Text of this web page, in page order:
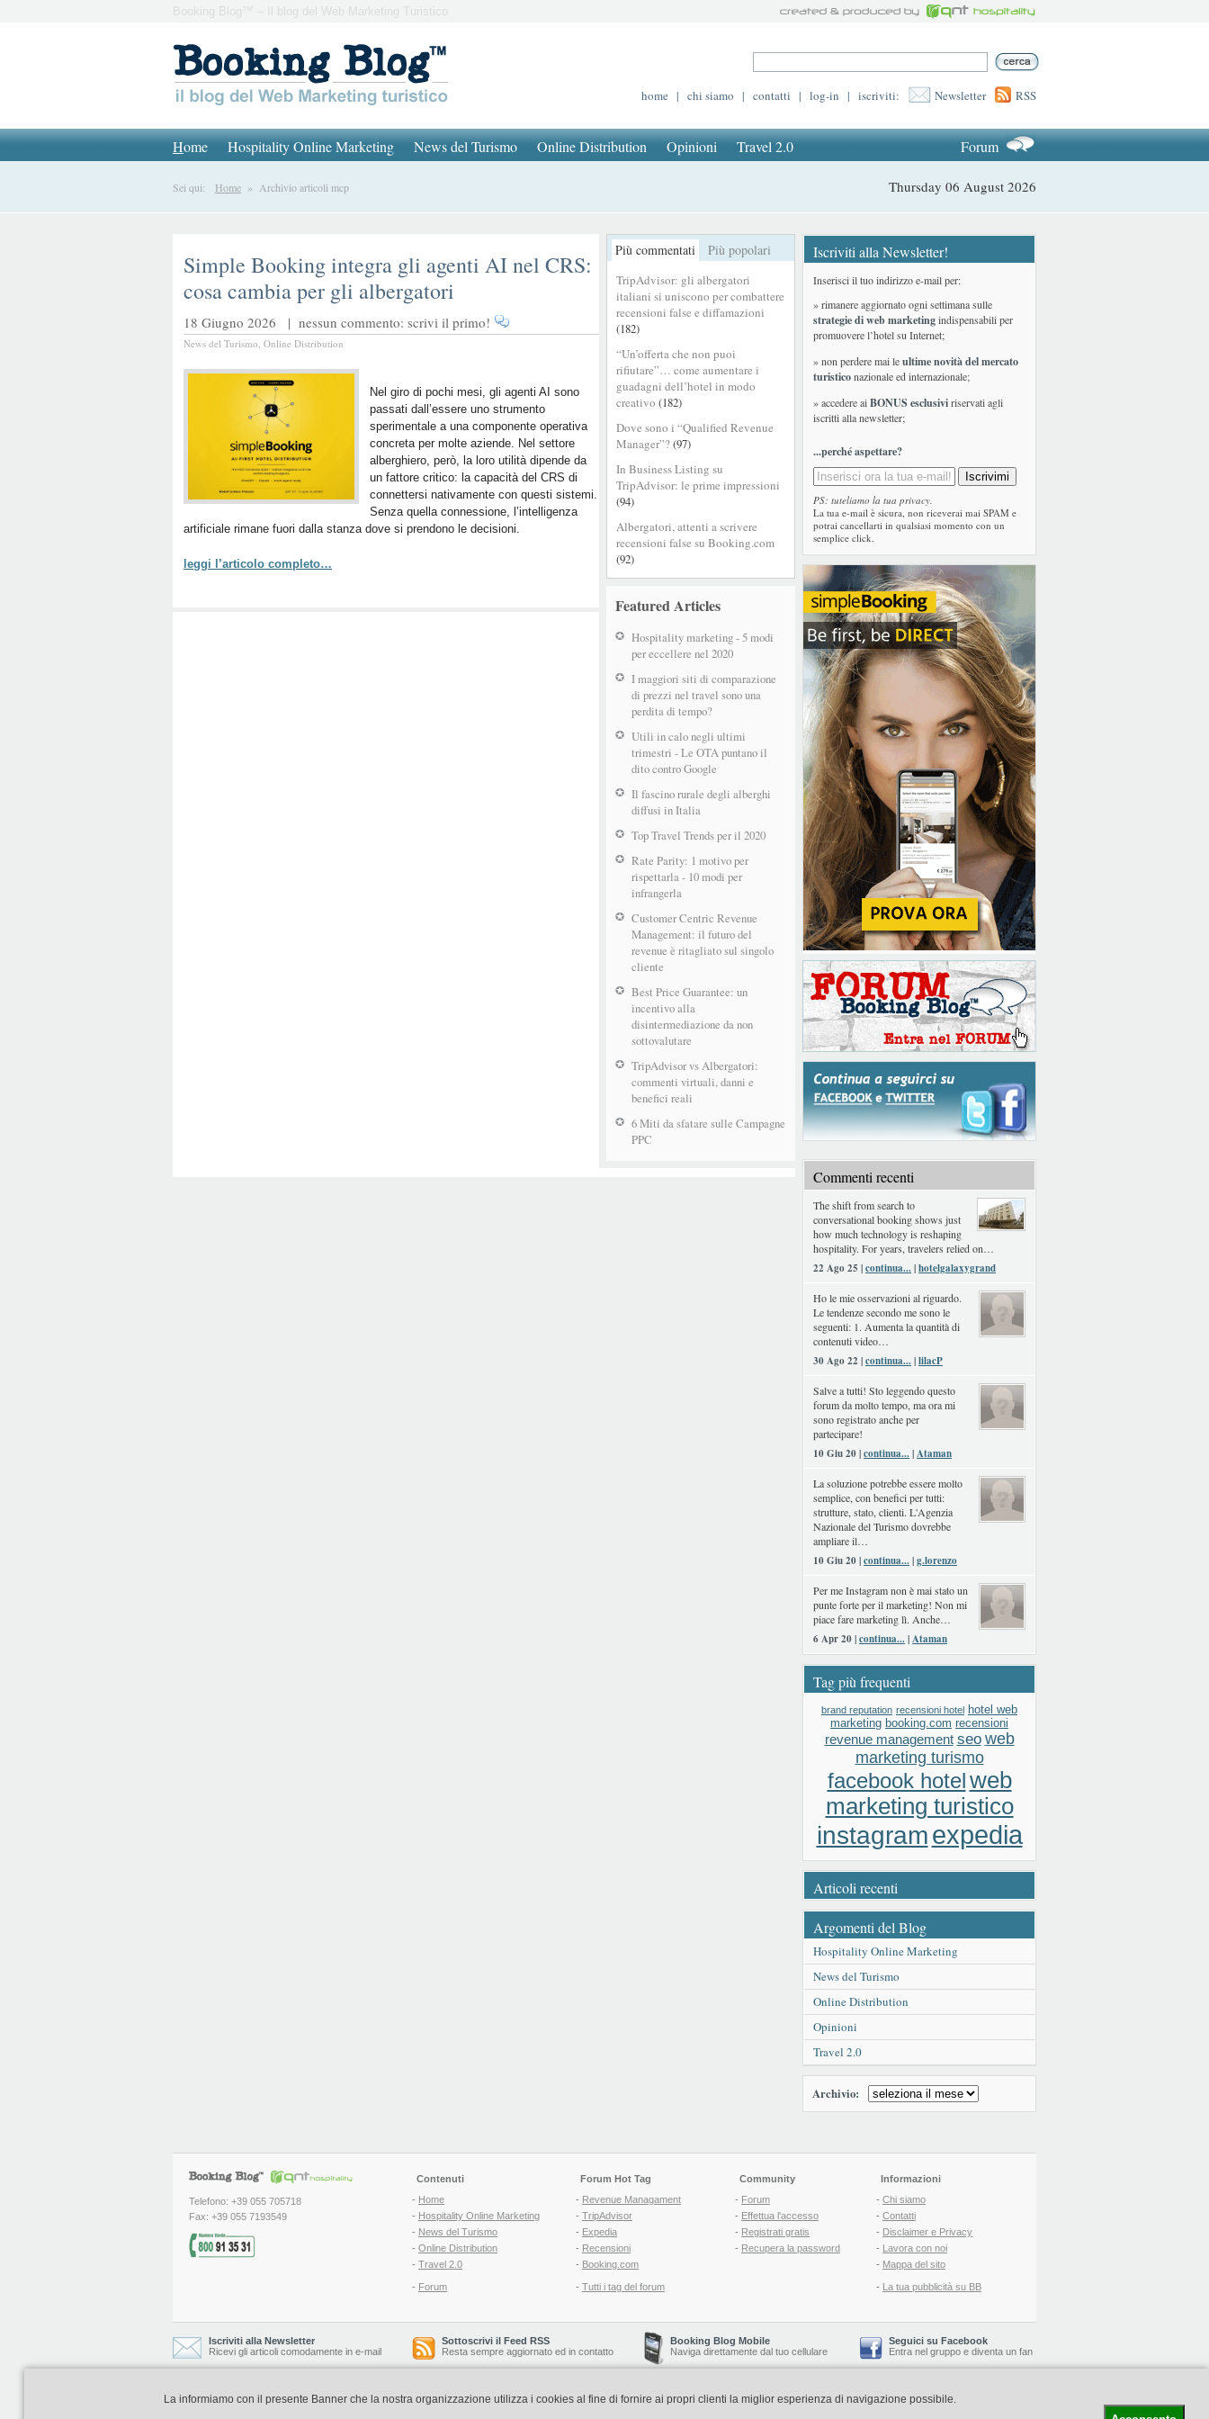
Booking Blog™ – Il blog del Web Marketing Turistico
home | chi siamo | contatti | log-in | iscriviti: Newsletter RSS
Home Hospitality Online Marketing News del Turismo Online Distribution Opinioni Travel 2.0 Forum
Sei qui: Home » Archivio articoli mcp Thursday 06 August 2026
Più commentati Più popolari
TripAdvisor: gli albergatori
italiani si uniscono per combattere
recensioni false e diffamazioni
(182)
“Un’offerta che non puoi
rifiutare”… come aumentare i
guadagni dell’hotel in modo
creativo (182)
Dove sono i “Qualified Revenue
Manager”?(97)
In Business Listing su
TripAdvisor: le prime impressioni
(94)
Albergatori, attenti a scrivere
recensioni false su Booking.com
(92)
Featured Articles
Hospitality marketing - 5 modi
per eccellere nel 2020
I maggiori siti di comparazione
di prezzi nel travel sono una
perdita di tempo?
Utili in calo negli ultimi
trimestri - Le OTA puntano il
dito contro Google
Il fascino rurale degli alberghi
diffusi in Italia
Top Travel Trends per il 2020
Rate Parity: 1 motivo per
rispettarla - 10 modi per
infrangerla
Customer Centric Revenue
Management: il futuro del
revenue è ritagliato sul singolo
cliente
Best Price Guarantee: un
incentivo alla
disintermediazione da non
sottovalutare
TripAdvisor vs Albergatori:
commenti virtuali, danni e
benefici reali
6 Miti da sfatare sulle Campagne
PPC
Simple Booking integra gli agenti AI nel CRS:
cosa cambia per gli albergatori
18 Giugno 2026 | nessun commento: scrivi il primo!
News del Turismo, Online Distribution
Nel giro di pochi mesi, gli agenti AI sono
passati dall’essere uno strumento
sperimentale a una componente operativa
concreta per molte aziende. Nel settore
alberghiero, però, la loro utilità dipende da
un fattore critico: la capacità del CRS di
connettersi nativamente con questi sistemi.
Senza quella connessione, l’intelligenza
artificiale rimane fuori dalla stanza dove si prendono le decisioni.
leggi l’articolo completo…
Iscriviti alla Newsletter!
Inserisci il tuo indirizzo e-mail per:
» rimanere aggiornato ogni settimana sulle
strategie di web marketingindispensabili per
promuovere l’hotel su Internet;
» non perdere mai leultime novità del mercato
turisticonazionale ed internazionale;
» accedere aiBONUS esclusiviriservati agli
iscritti alla newsletter;
...perché aspettare?
PS: tuteliamo la tua privacy.
La tua e-mail è sicura, non riceverai mai SPAM e
potrai cancellarti in qualsiasi momento con un
semplice click.
Commenti recenti
The shift from search to
conversational booking shows just
how much technology is reshaping
hospitality. For years, travelers relied on…
22 Ago 25 |continua...|hotelgalaxygrand
Ho le mie osservazioni al riguardo.
Le tendenze secondo me sono le
seguenti: 1. Aumenta la quantità di
contenuti video…
30 Ago 22 |continua...|lilacP
Salve a tutti! Sto leggendo questo
forum da molto tempo, ma ora mi
sono registrato anche per
partecipare!
10 Giu 20 |continua...|Ataman
La soluzione potrebbe essere molto
semplice, con benefici per tutti:
strutture, stato, clienti. L'Agenzia
Nazionale del Turismo dovrebbe
ampliare il…
10 Giu 20 |continua...|g.lorenzo
Per me Instagram non è mai stato un
punte forte per il marketing! Non mi
piace fare marketing lì. Anche…
6 Apr 20 |continua...|Ataman
Tag più frequenti
brand reputation recensioni hotel hotel web
marketing booking.com recensioni
revenue management seo web
marketing turismo
facebook hotelweb
marketing turistico
instagramexpedia
Articoli recenti
Argomenti del Blog
Hospitality Online Marketing
News del Turismo
Online Distribution
Opinioni
Travel 2.0
Archivio:
Telefono: +39 055 705718
Fax: +39 055 7193549
Contenuti
- Home
- Hospitality Online Marketing
- News del Turismo
- Online Distribution
- Travel 2.0
- Forum
Forum Hot Tag
- Revenue Managament
- TripAdvisor
- Expedia
- Recensioni
- Booking.com
- Tutti i tag del forum
Community
- Forum
- Effettua l'accesso
- Registrati gratis
- Recupera la password
Informazioni
- Chi siamo
- Contatti
- Disclaimer e Privacy
- Lavora con noi
- Mappa del sito
- La tua pubblicità su BB
Iscriviti alla Newsletter
Ricevi gli articoli comodamente in e-mail
Sottoscrivi il Feed RSS
Resta sempre aggiornato ed in contatto
Booking Blog Mobile
Naviga direttamente dal tuo cellulare
Seguici su Facebook
Entra nel gruppo e diventa un fan
Booking Blog è realizzato e curato da Copyright © 2006-2026 QNT S.r.l. Socio Unico -www.qnt.it-Booking Blog™ -Il blog del Web Marketing Turistico
La informiamo con il presente Banner che la nostra organizzazione utilizza i cookies al fine di fornire ai propri clienti la miglior esperienza di navigazione possibile.